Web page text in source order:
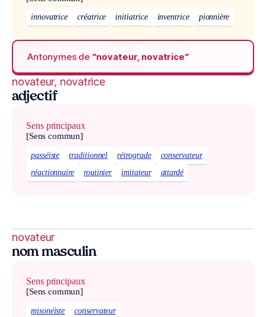
innovatrice créatrice initiatrice inventrice pionnière
Antonymes de “novateur, novatrice“
novateur, novatrice
adjectif
Sens principaux
[Sens commun]
passéiste traditionnel rétrograde
conservateur
réactionnaire
routinier imitateur attardé
novateur
nom masculin
Sens principaux
[Sens commun]
misonéiste conservateur